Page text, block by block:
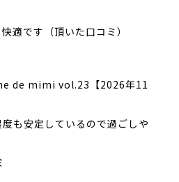
適です（頂いた口コミ）
de mimi vol.23【2026年11
も安定しているので過ごしや